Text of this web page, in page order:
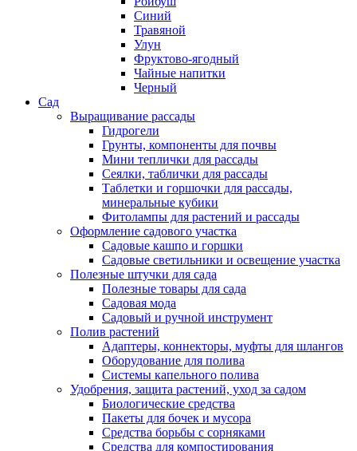
Синий
Травяной
Улун
Фруктово-ягодный
Чайные напитки
Черный
Сад
Выращивание рассады
Гидрогели
Грунты, компоненты для почвы
Мини теплички для рассады
Сеялки, таблички для рассады
Таблетки и горшочки для рассады,
минеральные кубики
Фитолампы для растений и рассады
Оформление садового участка
Садовые кашпо и горшки
Садовые светильники и освещение участка
Полезные штучки для сада
Полезные товары для сада
Садовая мода
Садовый и ручной инструмент
Полив растений
Адаптеры, коннекторы, муфты для шлангов
Оборудование для полива
Системы капельного полива
Удобрения, защита растений, уход за садом
Биологические средства
Пакеты для бочек и мусора
Средства борьбы с сорняками
Средства для компостирования